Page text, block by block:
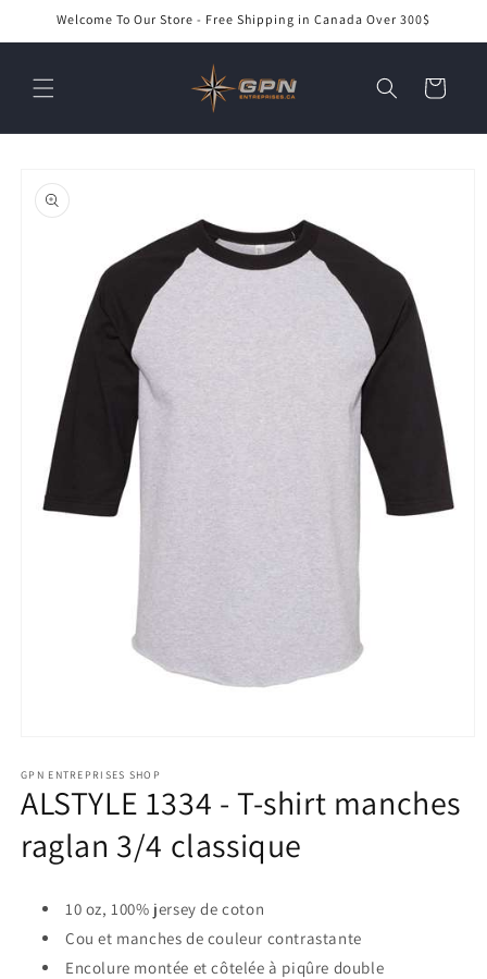
passer
au
Welcome To Our Store - Free Shipping in Canada Over 300$
Panier
informations
produits
média
1
une
fenêtre
GPN ENTREPRISES SHOP
ALSTYLE 1334 - T-shirt manches
raglan 3/4 classique
10 oz, 100% jersey de coton
Cou et manches de couleur contrastante
Encolure montée et côtelée à piqûre double